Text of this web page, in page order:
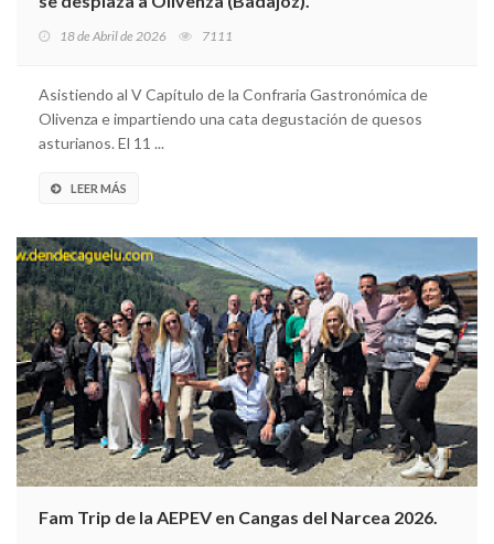
18 de Abril de 2026 7111
Asistiendo al V Capítulo de la Confraria Gastronómica de
Olivenza e impartiendo una cata degustación de quesos
asturianos. El 11 ...
LEER MÁS
Fam Trip de la AEPEV en Cangas del Narcea 2026.